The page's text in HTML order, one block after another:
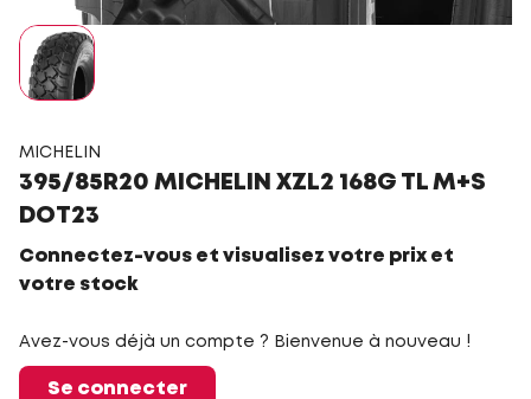
MICHELIN
395/85R20 MICHELIN XZL2 168G TL M+S
DOT23
Connectez-vous et visualisez votre prix et
votre stock
Avez-vous déjà un compte ? Bienvenue à nouveau !
Se connecter